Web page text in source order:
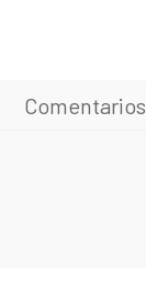
Comentarios